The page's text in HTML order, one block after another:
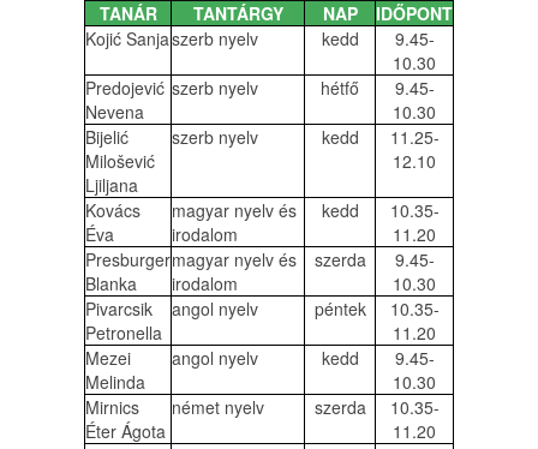
TANÁR
TANTÁRGY NAP
IDŐPONT
Kojić Sanjaszerb nyelv kedd
9.45-
10.30
Predojević
Nevena
szerb nyelv hétfő
9.45-
10.30
Bijelić
Milošević
Ljiljana
szerb nyelv kedd
11.25-
12.10
Kovács
Éva
magyar nyelv és
irodalom
kedd
10.35-
11.20
Presburger
Blanka
magyar nyelv és
irodalom
szerda
9.45-
10.30
Pivarcsik
Petronella
angol nyelv péntek
10.35-
11.20
Mezei
Melinda
angol nyelv kedd
9.45-
10.30
Mirnics
Éter Ágota
német nyelv szerda
10.35-
11.20